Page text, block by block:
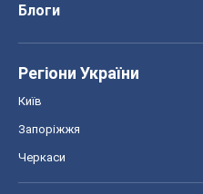
Блоги
Регіони України
Київ
Запоріжжя
Черкаси